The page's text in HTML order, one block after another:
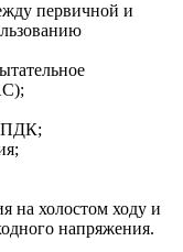
первичной и
ПДК;
на холостом ходу и
напряжения.